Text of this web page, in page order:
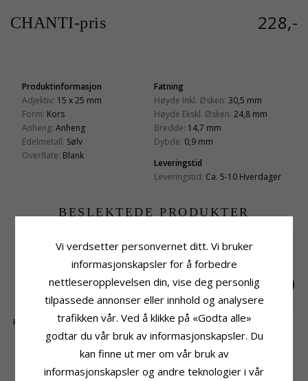
CHANTI-pris 228,-
Produktinformasjon
Adjektiv: 15 x 25 mm
Form: Kors
Anheng: Anheng
Edelmetall: Sølv
Overflate: Blank
Fatning
Høyde Inkl. Øsken: 30,5 mm
Høyde Ekskl. Øsken: 24,8 mm
Bredde: 14,7 mm
Dybde: 0,9 mm
Leveringstid
Leveringstid: Ca. 5-10 Hverdager
BESLEKTEDE PRODUKTER
Hjerte kors anheng i
sølv
CHANTI-pris 315,-
Hjerte kors anheng i
sølv og forgylt sølv
CHANTI-pris 429,-
12 x 18 mm kors
anheng i sølv -
CHANTI-pris
KUNDER KJØPER OGSÅ
Vi verdsetter personvernet ditt. Vi bruker
informasjonskapsler for å forbedre
nettleseropplevelsen din, vise deg personlig
tilpassede annonser eller innhold og analysere
trafikken vår. Ved å klikke på «Godta alle»
godtar du vår bruk av informasjonskapsler. Du
kan finne ut mer om vår bruk av
informasjonskapsler og andre teknologier i vår